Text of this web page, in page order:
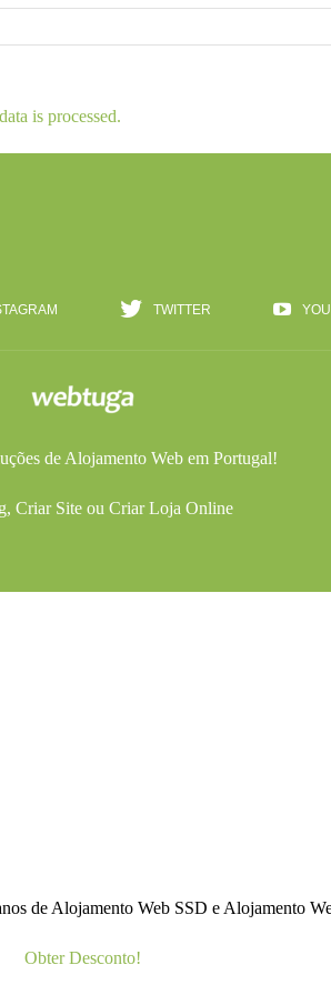
is processed.
TWITTER
de Alojamento Webem Portugal!
, Criar Siteou Criar Loja Online
de Alojamento Web SSD e Alojamento
Obter Desconto!